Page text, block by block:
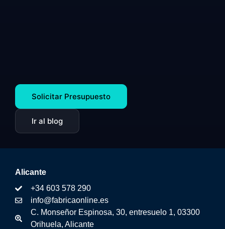
Solicitar Presupuesto
Ir al blog
Alicante
+34 603 578 290
info@fabricaonline.es
C. Monseñor Espinosa, 30, entresuelo 1, 03300
Orihuela, Alicante